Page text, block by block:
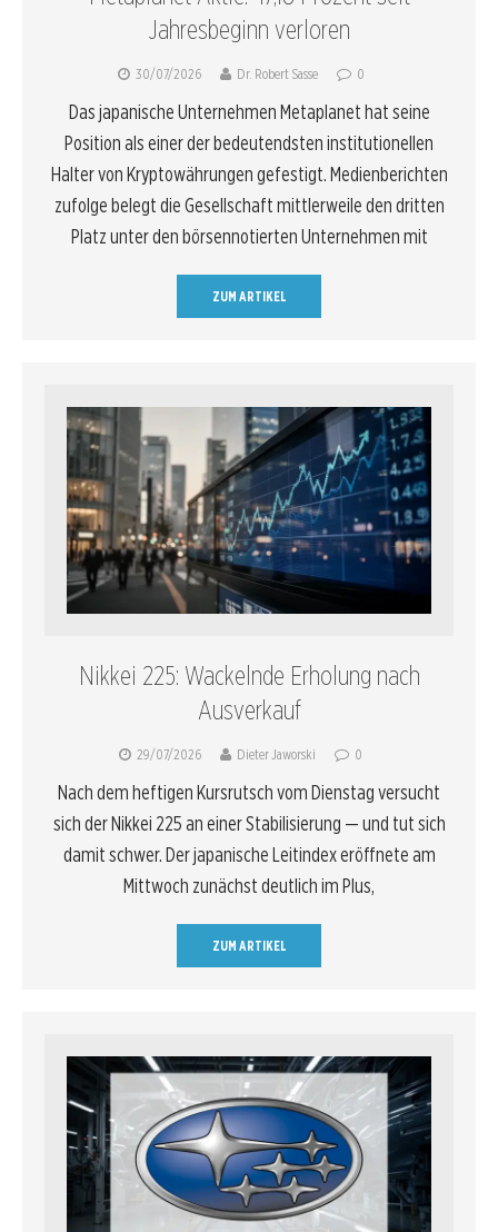
Jahresbeginn verloren
30/07/2026 Dr. Robert Sasse 0
Das japanische Unternehmen Metaplanet hat seine
Position als einer der bedeutendsten institutionellen
Halter von Kryptowährungen gefestigt. Medienberichten
zufolge belegt die Gesellschaft mittlerweile den dritten
Platz unter den börsennotierten Unternehmen mit
ZUM ARTIKEL
Nikkei 225: Wackelnde Erholung nach
Ausverkauf
29/07/2026 Dieter Jaworski 0
Nach dem heftigen Kursrutsch vom Dienstag versucht
sich der Nikkei 225 an einer Stabilisierung — und tut sich
damit schwer. Der japanische Leitindex eröffnete am
Mittwoch zunächst deutlich im Plus,
ZUM ARTIKEL